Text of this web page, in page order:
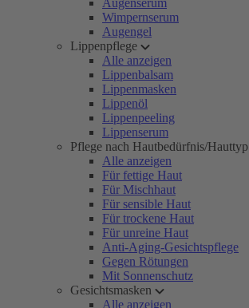
Augenserum
Wimpernserum
Augengel
Lippenpflege
Alle anzeigen
Lippenbalsam
Lippenmasken
Lippenöl
Lippenpeeling
Lippenserum
Pflege nach Hautbedürfnis/Hauttyp
Alle anzeigen
Für fettige Haut
Für Mischhaut
Für sensible Haut
Für trockene Haut
Für unreine Haut
Anti-Aging-Gesichtspflege
Gegen Rötungen
Mit Sonnenschutz
Gesichtsmasken
Alle anzeigen